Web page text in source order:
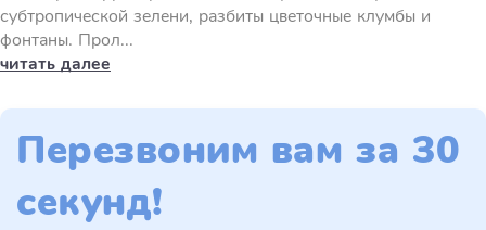
субтропической зелени, разбиты цветочные клумбы и
фонтаны. Прол...
читать далее
Перезвоним вам за 30
секунд!